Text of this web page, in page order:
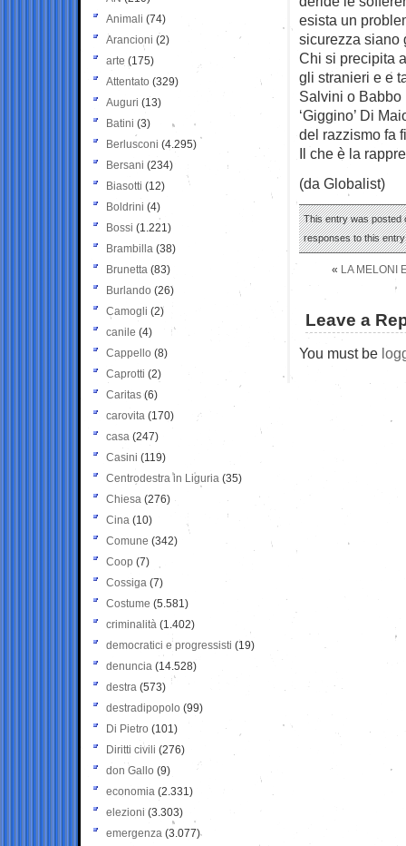
esista un
sicurezza siano
Chi si precipita
gli stranieri e e
Salvini o Babbo
‘Giggino’ Di
del razzismo fa
Il che è la
(da Globalist)
This entry was posted
responses to this
« LA MELONI
Leave a
You must be
Animali (74)
Arancioni (2)
arte (175)
Attentato (329)
Auguri (13)
Batini (3)
Berlusconi (4.295)
Bersani (234)
Biasotti (12)
Boldrini (4)
Bossi (1.221)
Brambilla (38)
Brunetta (83)
Burlando (26)
Camogli (2)
canile (4)
Cappello (8)
Caprotti (2)
Caritas (6)
carovita (170)
casa (247)
Casini (119)
Centrodestra in Liguria (35)
Chiesa (276)
Cina (10)
Comune (342)
Coop (7)
Cossiga (7)
Costume (5.581)
criminalità (1.402)
democratici e progressisti (19)
denuncia (14.528)
destra (573)
destradipopolo (99)
Di Pietro (101)
Diritti civili (276)
don Gallo (9)
economia (2.331)
elezioni (3.303)
emergenza (3.077)